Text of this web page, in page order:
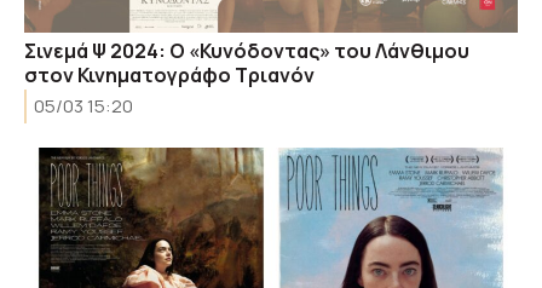
Σινεμά Ψ 2024: Ο «Κυνόδοντας» του Λάνθιμου
στον Κινηματογράφο Τριανόν
05/03 15:20